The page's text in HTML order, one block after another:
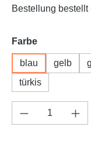
Bestellung
Farbeauswählen
blau gelb
türkis
Produkt